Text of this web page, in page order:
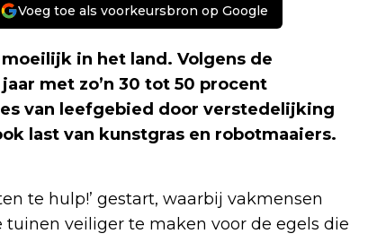
Voeg toe als voorkeursbron op Google
in het land. Volgens de
met zo’n 30 tot 50 procent
van leefgebied door verstedelijking
last van kunstgras en robotmaaiers.
te hulp!’ gestart, waarbij vakmensen
veiliger te maken voor de egels die